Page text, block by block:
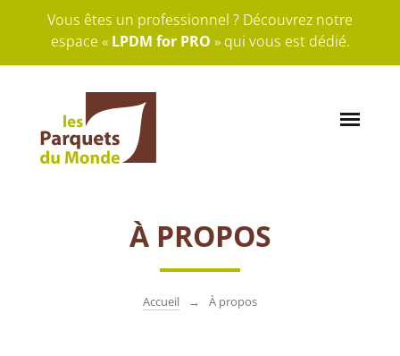
Vous êtes un professionnel ? Découvrez notre
espace « LPDM for PRO » qui vous est dédié.
À PROPOS
Accueil À propos